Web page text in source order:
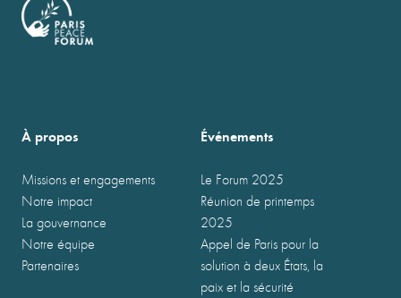
À propos
Missions et engagements
Notre impact
La gouvernance
Notre équipe
Partenaires
Événements
Le Forum 2025
Réunion de printemps
2025
Appel de Paris pour la
solution à deux États, la
paix et la sécurité